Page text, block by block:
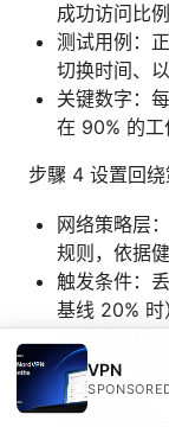
成功访问比例
测试用例：
切换时间、
关键数字：
在 90% 的工
步驟 4 设置回
网络策略层
规则，依据
触发条件：
基线 20% 时
快速切换目
ChatGPT 的
日志与告警
VPN